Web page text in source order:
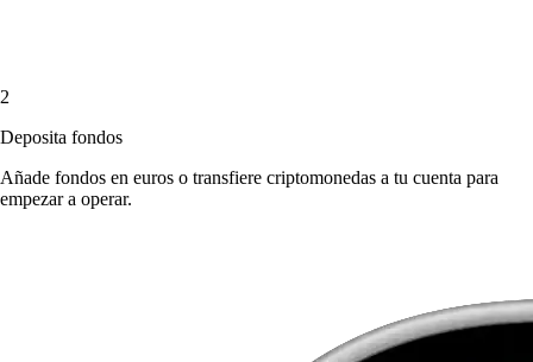
2
Deposita fondos
Añade fondos en euros o transfiere criptomonedas a tu cuenta para
empezar a operar.